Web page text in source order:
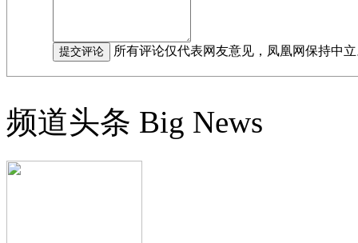
所有评论仅代表网友意见，凤凰网保持中
频道头条 Big News